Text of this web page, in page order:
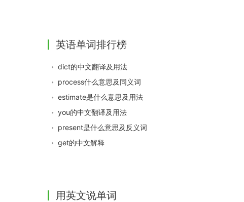
英语单词排行榜
dict的中文翻译及用法
process什么意思及同义词
estimate是什么意思及用法
you的中文翻译及用法
present是什么意思及反义词
get的中文解释
用英文说单词